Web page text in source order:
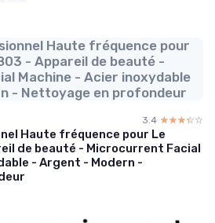
Haute fréquence pour
- Appareil de beauté -
Machine - Acier inoxydable
- Nettoyage en profondeur
3.4 ☆☆☆☆☆
★★★★★
Haute fréquence pour Le
de beauté - Microcurrent Facial
- Argent - Modern -